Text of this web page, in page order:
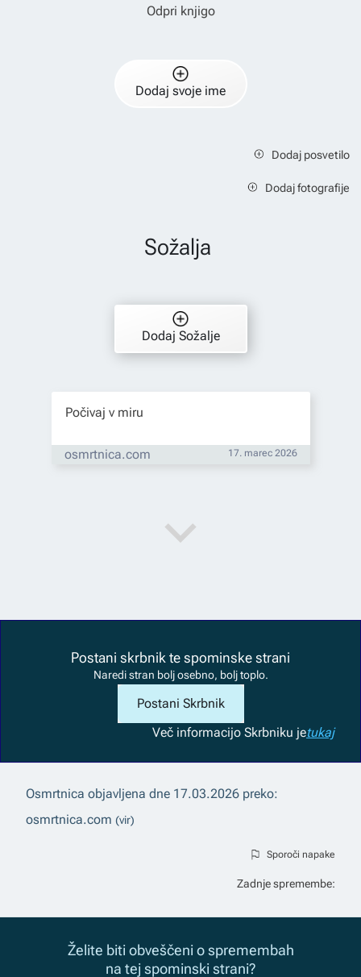
Odpri knjigo
Dodaj svoje ime
Dodaj posvetilo
Dodaj fotografije
Sožalja
Dodaj Sožalje
Počivaj v miru
osmrtnica.com 17. marec 2026
Postani skrbnik te spominske strani
Naredi stran bolj osebno, bolj toplo.
Postani Skrbnik
Več informacijo Skrbniku jetukaj
Osmrtnica objavljena dne 17.03.2026 preko:
osmrtnica.com (vir)
Sporoči napake
Zadnje spremembe:
Želite biti obveščeni o spremembah
na tej spominski strani?